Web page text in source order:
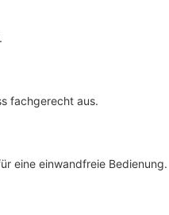
fachgerecht aus.
eine einwandfreie Bedienung.